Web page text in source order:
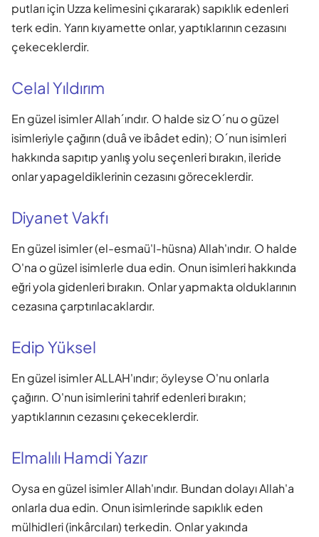
putları için Uzza kelimesini çıkararak) sapıklık edenleri
terk edin. Yarın kıyamette onlar, yaptıklarının cezasını
çekeceklerdir.
Celal Yıldırım
En güzel isimler Allah´ındır. O halde siz O´nu o güzel
isimleriyle çağırın (duâ ve ibâdet edin); O´nun isimleri
hakkında sapıtıp yanlış yolu seçenleri bırakın, ileride
onlar yapageldiklerinin cezasını göreceklerdir.
Diyanet Vakfı
En güzel isimler (el-esmaü'l-hüsna) Allah'ındır. O halde
O'na o güzel isimlerle dua edin. Onun isimleri hakkında
eğri yola gidenleri bırakın. Onlar yapmakta olduklarının
cezasına çarptırılacaklardır.
Edip Yüksel
En güzel isimler ALLAH'ındır; öyleyse O'nu onlarla
çağırın. O'nun isimlerini tahrif edenleri bırakın;
yaptıklarının cezasını çekeceklerdir.
Elmalılı Hamdi Yazır
Oysa en güzel isimler Allah'ındır. Bundan dolayı Allah'a
onlarla dua edin. Onun isimlerinde sapıklık eden
mülhidleri (inkârcıları) terkedin. Onlar yakında